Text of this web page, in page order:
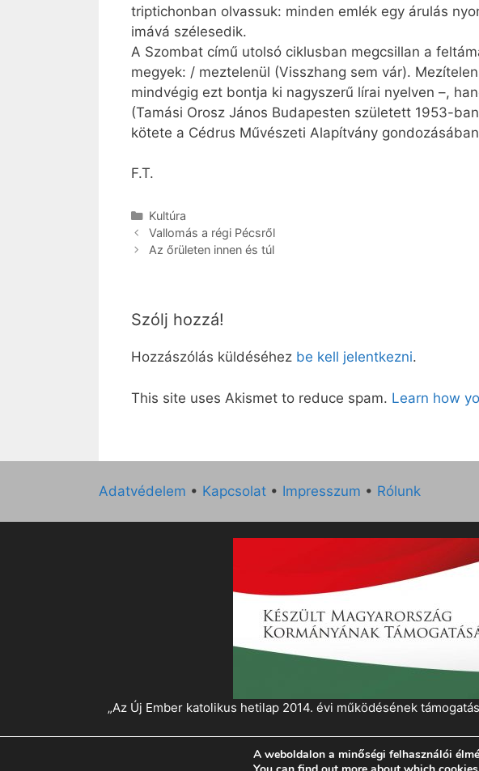
triptichonban olvassuk: minden emlék egy árulás
imává szélesedik.
A Szombat című utolsó ciklusban megcsillan a
megyek: / meztelenül (Visszhang sem vár).
mindvégig ezt bontja ki nagyszerű lírai nyelven –,
(Tamási Orosz János Budapesten született 1953-
kötete a Cédrus Művészeti Alapítvány
F.T.
Kategória
Kultúra
Vallomás a régi Pécsről
Az őrületen innen és túl
Szólj hozzá!
Hozzászólás küldéséhez be kell jelentkezni.
This site uses Akismet to reduce spam. Learn how
Adatvédelem • Kapcsolat • Impresszum • Rólunk
„Az Új Ember katolikus hetilap 2014. évi működésének
© 2026 Magyar Kurír - Új Ember• KészültGeneratePress
A weboldalon a minőségi felhasználói